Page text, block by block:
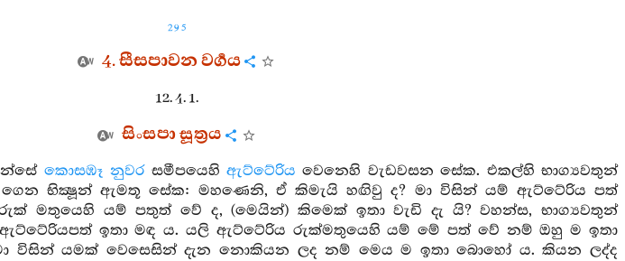
295
4. සීසපාවන වර්‍ගය
12. 4. 1.
සිංසපා සූත්‍රය
කොසඹෑ නුවරසමීපයෙහි ඇට්ටේරිය වෙනෙහි වැඩවසන සේක. එකල්හි භාග්‍යවතුන්
භික්‍ෂූන් ඇමතූ සේක: මහණෙනි, ඒ කිමැයි හඟිවු ද? මා විසින් යම් ඇට්ටේරිය පත්
මතුයෙහි යම් පතුත් වේ ද, (මෙයින්) කිමෙක් ඉතා වැඩි දැ යි? වහන්ස, භාග්‍යවතුන්
ඉතා මඳ ය. යලි ඇට්ටේරිය රුක්මතුයෙහි යම් මේ පත් වේ නම් ඔහු ම ඉතා
විසින් යමක් වෙසෙසින් දැන නොකියන ලද නම් මෙය ම ඉතා බොහෝ ය. කියන ලද්ද